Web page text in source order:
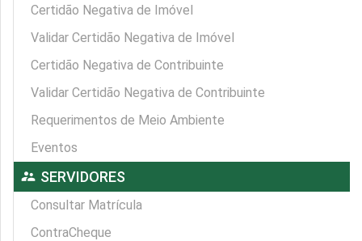
Certidão Negativa de Imóvel
Validar Certidão Negativa de Imóvel
Certidão Negativa de Contribuinte
Validar Certidão Negativa de Contribuinte
Requerimentos de Meio Ambiente
Eventos
supervisor_account SERVIDORES
Consultar Matrícula
ContraCheque